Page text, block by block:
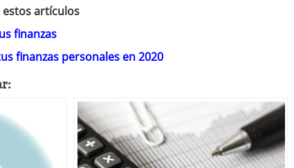
artículos
finanzas
finanzas personales en 2020